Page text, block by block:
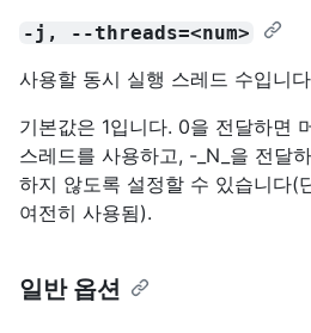
-j, --threads=<num>
사용할 동시 실행 스레드 수입니
기본값은 1입니다. 0을 전달하면
스레드를 사용하고, -_N_을 전달
하지 않도록 설정할 수 있습니다(
여전히 사용됨).
일반 옵션